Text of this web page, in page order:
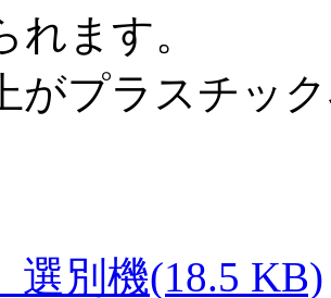
れます。
がプラスチッ
選別機(18.5 KB)